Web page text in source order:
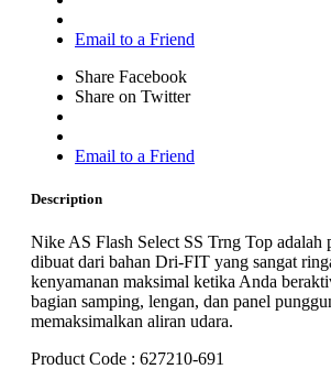
Email to a Friend
Share Facebook
Share on Twitter
Email to a Friend
Description
Nike AS Flash Select SS Trng Top adalah
dibuat dari bahan Dri-FIT yang sangat
kenyamanan maksimal ketika Anda
bagian samping, lengan, dan panel
memaksimalkan aliran udara.
Product Code : 627210-691